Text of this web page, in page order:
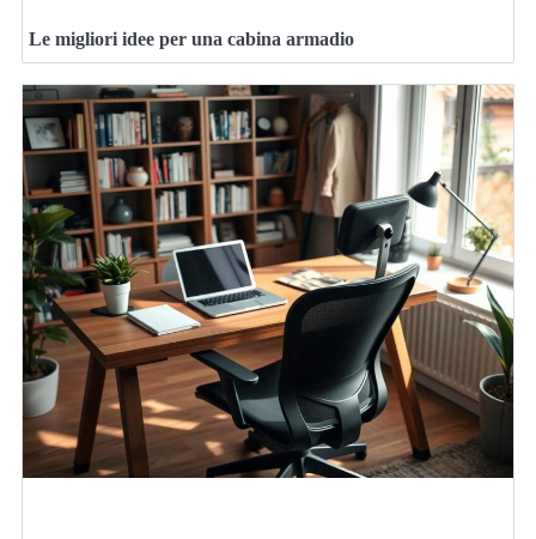
Le migliori idee per una cabina armadio